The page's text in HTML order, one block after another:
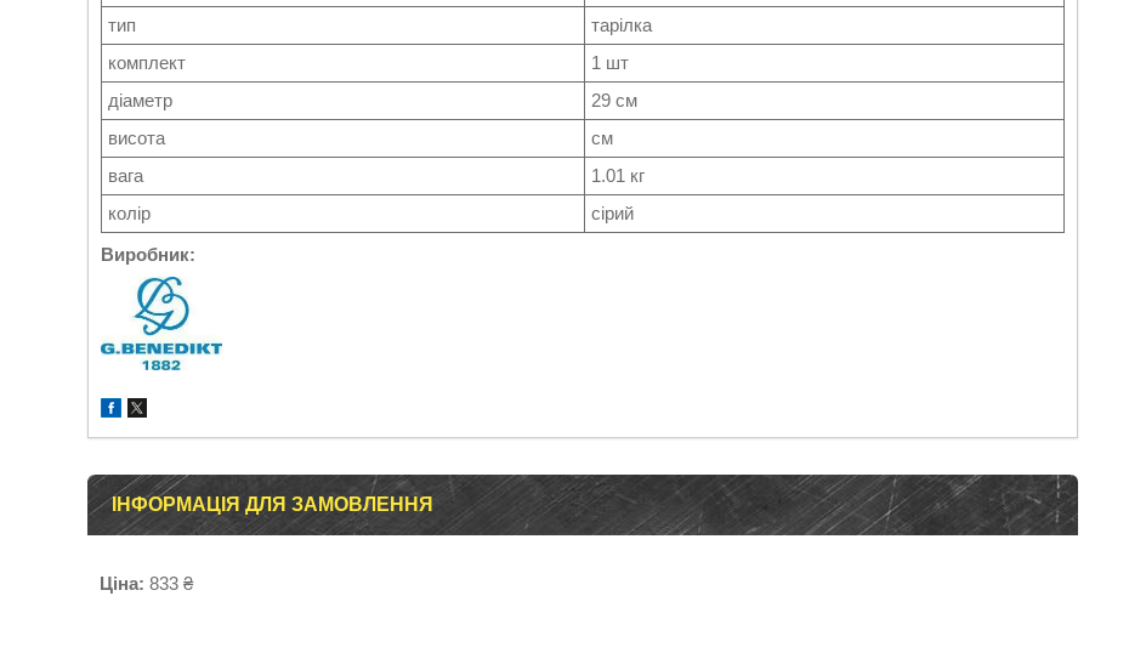
тип
тарілка
комплект
1 шт
діаметр
29 см
висота
см
вага
1.01 кг
колір
сірий
Виробник:
ІНФОРМАЦІЯ ДЛЯ ЗАМОВЛЕННЯ
Ціна: 833 ₴